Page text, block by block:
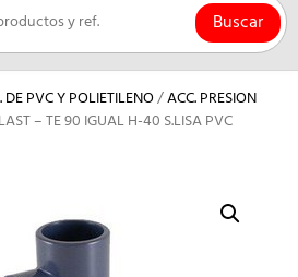
Buscar
DE PVC Y POLIETILENO/ACC. PRESION
– TE 90 IGUAL H-40 S.LISA PVC